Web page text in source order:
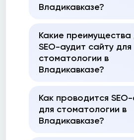
Владикавказе?
Какие преимущества
SEO-аудит сайту для
стоматологии в
Владикавказе?
Как проводится
для стоматологии в
Владикавказе?